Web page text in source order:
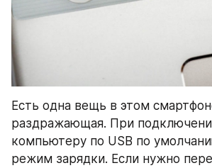
Есть одна вещь в этом
раздражающая. При
компьютеру по USB по
режим зарядки. Если нужно